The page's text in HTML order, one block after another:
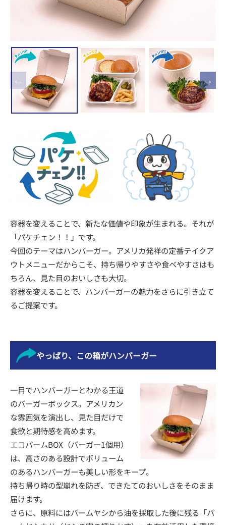
容器を変えることで、新たな価値や印象が生まれる。それが
「パケチェン！！」です。
今回のテーマはハンバーガー。アメリカ発祥の定番テイクア
ウトメニューだからこそ、持ち帰りやすさや食べやすさはも
ちろん、見た目のおいしさも大切。
容器を変えることで、ハンバーガーの魅力をさらに引き立て
るご提案です。
やっぱり、この箱がハンバーガー
一目でハンバーガーとわかる王道
のバーガーボックス。アメリカン
な雰囲気を演出し、見た目だけで
食欲と期待感を高めます。
エコパームBOX（バーガー1個用）
は、高さのある設計でボリューム
のあるハンバーガーも美しい形をキープ。
持ち帰り時の型崩れを防ぎ、できたてのおいしさをそのまま
届けます。
さらに、原料にはパームヤシから油を採取した後に残る「パ